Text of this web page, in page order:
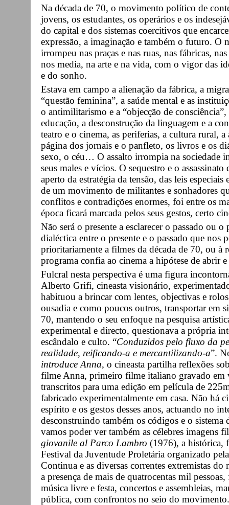
Na década de 70, o movimento político de
jovens, os estudantes, os operários e os
do capital e dos sistemas coercitivos que
expressão, a imaginação e também o futuro. O
irrompeu nas praças e nas ruas, nas fábricas,
nos media, na arte e na vida, com o vigor das
e do sonho.
Estava em campo a alienação da fábrica, a
“questão feminina”, a saúde mental e as
o antimilitarismo e a “objecção de
educação, a desconstrução da linguagem e a
teatro e o cinema, as periferias, a cultura rural,
página dos jornais e o panfleto, os livros e os
sexo, o céu… O assalto irrompia na sociedade
seus males e vícios. O sequestro e o
aperto da estratégia da tensão, das leis
de um movimento de militantes e sonhadores
conflitos e contradições enormes, foi entre os
época ficará marcada pelos seus gestos, certo
Não será o presente a esclarecer o passado ou o
dialéctica entre o presente e o passado que
prioritariamente a filmes da década de 70, ou à
programa confia ao cinema a hipótese de abrir
Fulcral nesta perspectiva é uma figura
Alberto Grifi, cineasta visionário,
habituou a brincar com lentes, objectivas e
ousadia e como poucos outros, transportar em
70, mantendo o seu enfoque na pesquisa
experimental e directo, questionava a própria
escândalo e culto. “Conduzidos pelo fluxo da
realidade, reificando-a e mercantilizando-a”.
introduce Anna, o cineasta partilha reflexões
filme Anna, primeiro filme italiano gravado em
transcritos para uma edição em película de
fabricado experimentalmente em casa. Não há
espírito e os gestos desses anos, actuando no
desconstruindo também os códigos e o
vamos poder ver também as célebres imagens
giovanile al Parco Lambro (1976), a histórica,
Festival da Juventude Proletária organizado
Continua e as diversas correntes extremistas
a presença de mais de quatrocentas mil
música livre e festa, concertos e assembleias,
pública, com confrontos no seio do movimento.